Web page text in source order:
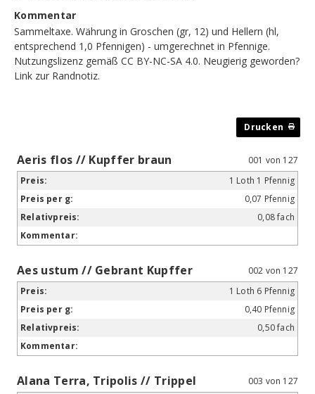
Kommentar
Sammeltaxe. Währung in Groschen (gr, 12) und Hellern (hl,
entsprechend 1,0 Pfennigen) - umgerechnet in Pfennige.
Nutzungslizenz gemäß CC BY-NC-SA 4.0. Neugierig geworden?
Link zur Randnotiz.
Aeris flos // Kupffer braun
001 von 127
1 Loth 1 Pfennig
0,07 Pfennig
0,08 fach
Aes ustum // Gebrant Kupffer
002 von 127
1 Loth 6 Pfennig
0,40 Pfennig
0,50 fach
Alana Terra, Tripolis // Trippel
003 von 127